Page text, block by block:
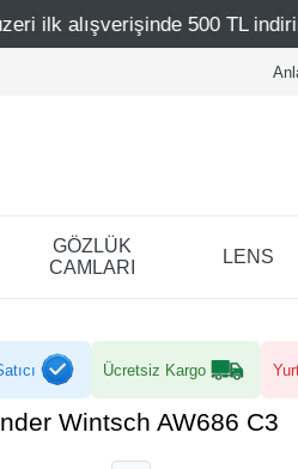
500 TL indirim
GÖZLÜK
CAMLARI
LENS
Ücretsiz Kargo
Wintsch AW686 C3